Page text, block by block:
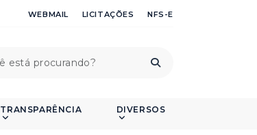
WEBMAIL LICITAÇÕES NFS-E
TRANSPARÊNCIA DIVERSOS